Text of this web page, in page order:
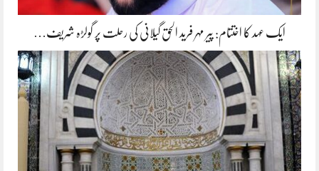
ایک عہد کا اختتام: پیر مہر فرید الحق گیلانی کی رحلت پر گولڑہ شریف…